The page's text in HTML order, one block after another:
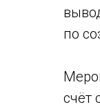
по
счёт